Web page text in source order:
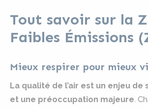
Tout savoir sur la
Faibles Émissions
Mieux respirer pour mieux
La qualité de l’air est un enjeu de
et une préoccupation majeure.